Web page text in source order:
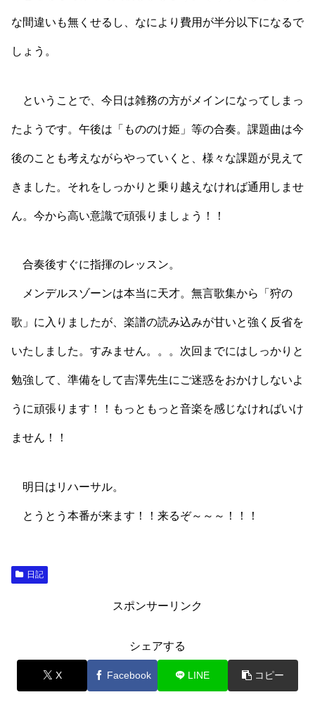
な間違いも無くせるし、なにより費用が半分以下になるで
しょう。
ということで、今日は雑務の方がメインになってしまっ
たようです。午後は「もののけ姫」等の合奏。課題曲は今
後のことも考えながらやっていくと、様々な課題が見えて
きました。それをしっかりと乗り越えなければ通用しませ
ん。今から高い意識で頑張りましょう！！
合奏後すぐに指揮のレッスン。
メンデルスゾーンは本当に天才。無言歌集から「狩の
歌」に入りましたが、楽譜の読み込みが甘いと強く反省を
いたしました。すみません。。。次回までにはしっかりと
勉強して、準備をして吉澤先生にご迷惑をおかけしないよ
うに頑張ります！！もっともっと音楽を感じなければいけ
ません！！
明日はリハーサル。
とうとう本番が来ます！！来るぞ～～～！！！
日記
スポンサーリンク
シェアする
X Facebook LINE コピー